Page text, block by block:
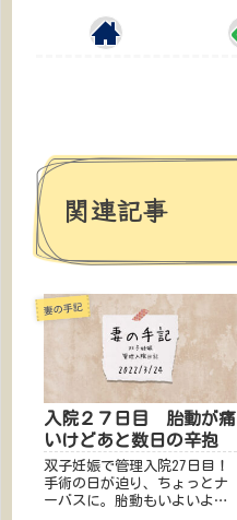
関連記事
妻の手記
入院２７日目 胎動が痛
いけどあと数日の辛抱
双子妊娠で管理入院27日目！
手術の日が迫り、ちょっとナ
ーバスに。胎動もいよいよ激